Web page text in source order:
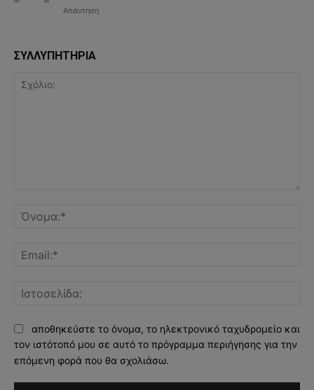
Απάντηση
ΣΥΛΛΥΠΗΤΗΡΙΑ
αποθηκεύστε το όνομα, το ηλεκτρονικό ταχυδρομείο και
τον ιστότοπό μου σε αυτό το πρόγραμμα περιήγησης για την
επόμενη φορά που θα σχολιάσω.